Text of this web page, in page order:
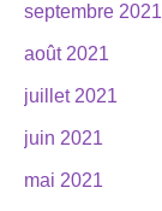
septembre 2021
août 2021
juillet 2021
juin 2021
mai 2021